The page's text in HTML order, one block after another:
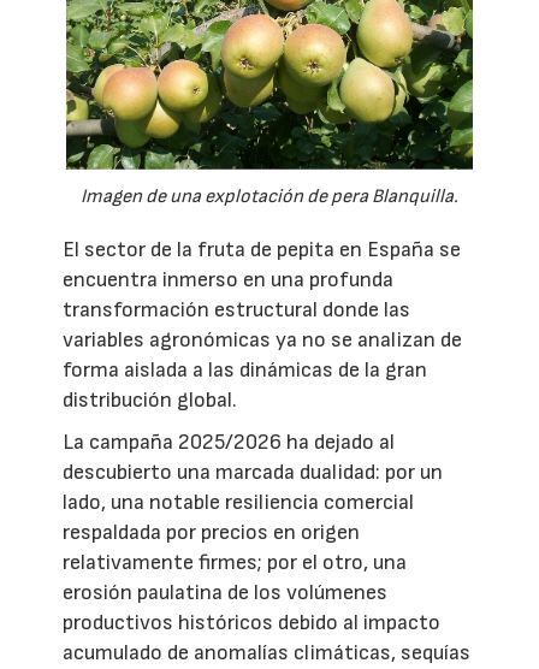
Imagen de una explotación de pera Blanquilla.
El sector de la fruta de pepita en España se
encuentra inmerso en una profunda
transformación estructural donde las
variables agronómicas ya no se analizan de
forma aislada a las dinámicas de la gran
distribución global.
La campaña 2025/2026 ha dejado al
descubierto una marcada dualidad: por un
lado, una notable resiliencia comercial
respaldada por precios en origen
relativamente firmes; por el otro, una
erosión paulatina de los volúmenes
productivos históricos debido al impacto
acumulado de anomalías climáticas, sequías